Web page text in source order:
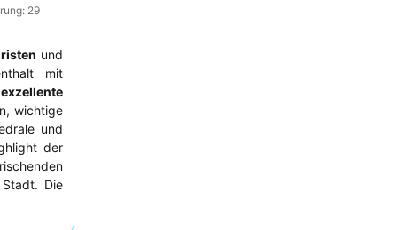
29
und
mit
exzellente
wichtige
und
der
Die